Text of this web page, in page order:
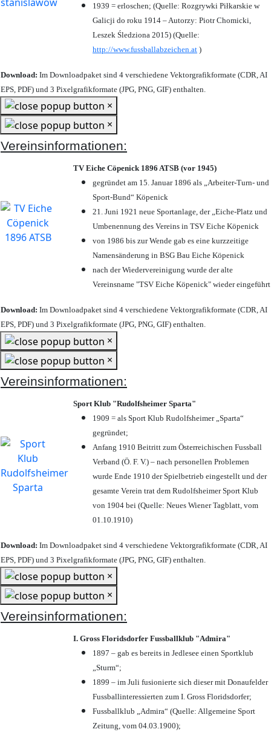
1939 = erloschen; (Quelle: Rozgrywki Piłkarskie w
Galicji do roku 1914 – Autorzy: Piotr Chomicki,
Leszek Śledziona 2015) (Quelle:
http://www.fussballabzeichen.at )
Download: Im Downloadpaket sind 4 verschiedene Vektorgrafikformate (CDR, AI
EPS, PDF) und 3 Pixelgrafikformate (JPG, PNG, GIF) enthalten.
×
×
Vereinsinformationen:
TV Eiche Cöpenick 1896 ATSB (vor 1945)
gegründet am 15. Januar 1896 als „Arbeiter-Turn- und
Sport-Bund“ Köpenick
21. Juni 1921 neue Sportanlage, der „Eiche-Platz und
Umbenennung des Vereins in TSV Eiche Köpenick
von 1986 bis zur Wende gab es eine kurzzeitige
Namensänderung in BSG Bau Eiche Köpenick
nach der Wiedervereinigung wurde der alte
Vereinsname "TSV Eiche Köpenick" wieder eingeführt
Download: Im Downloadpaket sind 4 verschiedene Vektorgrafikformate (CDR, AI
EPS, PDF) und 3 Pixelgrafikformate (JPG, PNG, GIF) enthalten.
×
×
Vereinsinformationen:
Sport Klub "Rudolfsheimer Sparta"
1909 = als Sport Klub Rudolfsheimer „Sparta“
gegründet;
Anfang 1910 Beitritt zum Österreichischen Fussball
Verband (Ö. F. V.) – nach personellen Problemen
wurde Ende 1910 der Spielbetrieb eingestellt und der
gesamte Verein trat dem Rudolfsheimer Sport Klub
von 1904 bei (Quelle: Neues Wiener Tagblatt, vom
01.10.1910)
Download: Im Downloadpaket sind 4 verschiedene Vektorgrafikformate (CDR, AI
EPS, PDF) und 3 Pixelgrafikformate (JPG, PNG, GIF) enthalten.
×
×
Vereinsinformationen:
I. Gross Floridsdorfer Fussballklub "Admira"
1897 – gab es bereits in Jedlesee einen Sportklub
„Sturm“;
1899 – im Juli fusionierte sich dieser mit Donaufelder
Fussballinteressierten zum I. Gross Floridsdorfer;
Fussballklub „Admira“ (Quelle: Allgemeine Sport
Zeitung, vom 04.03.1900);